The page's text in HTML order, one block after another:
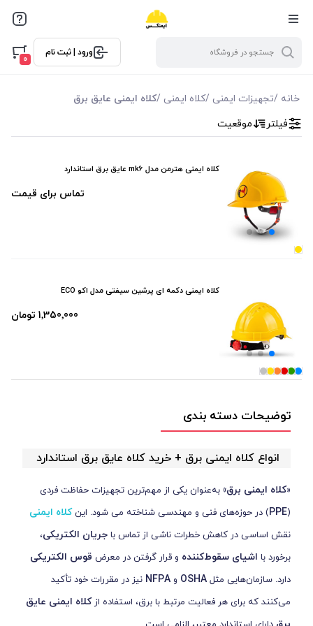
ورود | ثبت نام
0
خانه /تجهیزات ایمنی /کلاه ایمنی /کلاه ایمنی عایق برق
فیلتر بر اساس قیمت
فیلتر براساس ویژگی ها
فیلترکردن براساس تولید‌کننده
محصولات پرشین
محصولات هترمن
فیلتر موقعیت
کلاه ایمنی هترمن مدل mk6 عایق برق استاندارد
تماس برای قیمت
کلاه ایمنی دکمه ای پرشین سیفتی مدل اکو ECO
1٬350٬000 تومان
توضیحات دسته بندی
انواع کلاه ایمنی برق + خرید کلاه عایق برق استاندارد
«کلاه ایمنی برق» به‌عنوان یکی از مهم‌ترین تجهیزات حفاظت فردی
(
PPE) در حوزه‌های فنی و مهندسی شناخته می شود. این کلاه ایمنی
نقش اساسی در کاهش خطرات ناشی از تماس با جریان الکتریکی،
برخورد با اشیای سقوط‌کننده و قرار گرفتن در معرض قوس الکتریکی
دارد. سازمان‌هایی مثل OSHA و NFPA نیز در مقررات خود تأکید
می‌کنند که برای هر فعالیت مرتبط با برق، استفاده از کلاه ایمنی عایق